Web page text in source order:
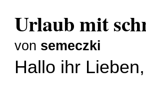
Urlaub mit
von semeczki
Hallo ihr Lieben,